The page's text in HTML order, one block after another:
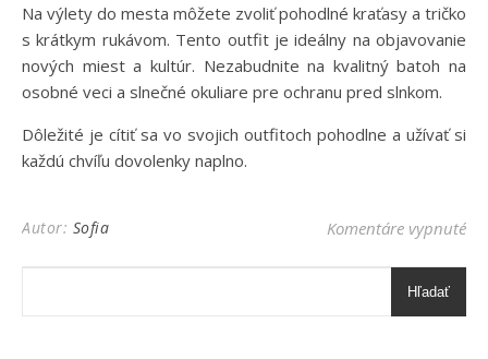
Na výlety do mesta môžete zvoliť pohodlné kraťasy a tričko
s krátkym rukávom. Tento outfit je ideálny na objavovanie
nových miest a kultúr. Nezabudnite na kvalitný batoh na
osobné veci a slnečné okuliare pre ochranu pred slnkom.
Dôležité je cítiť sa vo svojich outfitoch pohodlne a užívať si
každú chvíľu dovolenky naplno.
Autor: Sofia Komentáre vypnuténa
Hľadať